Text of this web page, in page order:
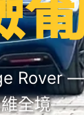
Rover
全境